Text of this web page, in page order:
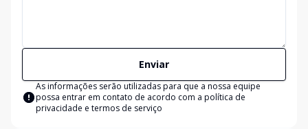
Enviar
As informações serão utilizadas para que a nossa equipe
possa entrar em contato de acordo com a política de
privacidade e termos de serviço